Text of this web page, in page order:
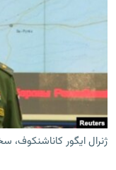
به ما بپیوندید
زبان‌های دیگر
ژنرال ایگور کاناشنکوف،